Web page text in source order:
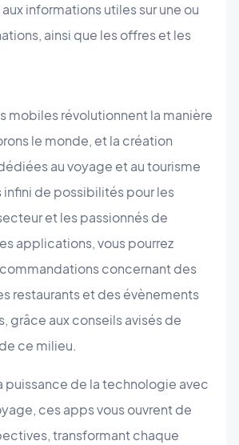
informations utiles sur une ou
ainsi que les offres et les
mobiles révolutionnent la manière
le monde, et la création
au voyage et au tourisme
infini de possibilités pour les
et les passionnés de
applications, vous pourrez
concernant des
restaurants et des évènements
grâce aux conseils avisés de
ce milieu.
puissance de la technologie avec
ces apps vous ouvrent de
transformant chaque